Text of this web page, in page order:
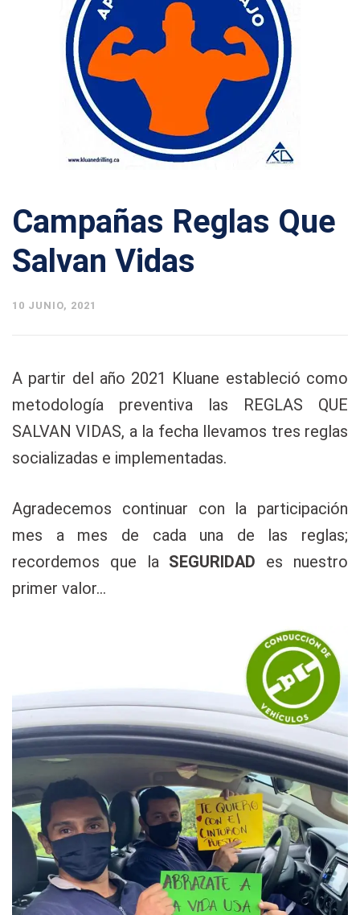
Campañas Reglas Que
Salvan Vidas
10 JUNIO, 2021
A partir del año 2021 Kluane estableció como
metodología preventiva las REGLAS QUE
SALVAN VIDAS, a la fecha llevamos tres reglas
socializadas e implementadas.
Agradecemos continuar con la participación
mes a mes de cada una de las reglas;
recordemos que la SEGURIDAD es nuestro
primer valor…